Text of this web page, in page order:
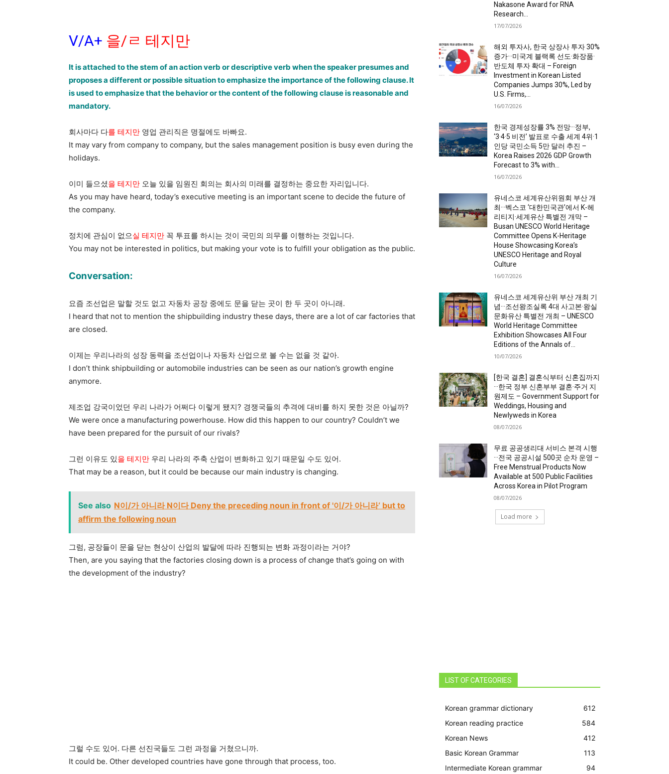
V/A+ 을/ㄹ 테지만
It is attached to the stem of an action verb or descriptive verb when the speaker presumes and
proposes a different or possible situation to emphasize the importance of the following clause. It
is used to emphasize that the behavior or the content of the following clause is reasonable and
mandatory.
회사마다 다를 테지만 영업 관리직은 명절에도 바빠요.
It may vary from company to company, but the sales management position is busy even during the
holidays.
이미 들으셨을 테지만 오늘 있을 임원진 회의는 회사의 미래를 결정하는 중요한 자리입니다.
As you may have heard, today’s executive meeting is an important scene to decide the future of
the company.
정치에 관심이 없으실 테지만 꼭 투표를 하시는 것이 국민의 의무를 이행하는 것입니다.
You may not be interested in politics, but making your vote is to fulfill your obligation as the public.
Conversation:
요즘 조선업은 말할 것도 없고 자동차 공장 중에도 문을 닫는 곳이 한 두 곳이 아니래.
I heard that not to mention the shipbuilding industry these days, there are a lot of car factories that
are closed.
이제는 우리나라의 성장 동력을 조선업이나 자동차 산업으로 볼 수는 없을 것 같아.
I don’t think shipbuilding or automobile industries can be seen as our nation’s growth engine
anymore.
제조업 강국이었던 우리 나라가 어쩌다 이렇게 됐지? 경쟁국들의 추격에 대비를 하지 못한 것은 아닐까?
We were once a manufacturing powerhouse. How did this happen to our country? Couldn’t we
have been prepared for the pursuit of our rivals?
그런 이유도 있을 테지만 우리 나라의 주축 산업이 변화하고 있기 때문일 수도 있어.
That may be a reason, but it could be because our main industry is changing.
See also N이/가 아니라 N이다 Deny the preceding noun in front of '이/가 아니라‘ but to
affirm the following noun
그럼, 공장들이 문을 닫는 현상이 산업의 발달에 따라 진행되는 변화 과정이라는 거야?
Then, are you saying that the factories closing down is a process of change that’s going on with
the development of the industry?
그럴 수도 있어. 다른 선진국들도 그런 과정을 거쳤으니까.
It could be. Other developed countries have gone through that process, too.
Nakasone Award for RNA
Research...
17/07/2026
해외 투자사, 한국 상장사 투자 30%
증가···미국계 블랙록 선도·화장품·
반도체 투자 확대 – Foreign
Investment in Korean Listed
Companies Jumps 30%, Led by
U.S. Firms,...
16/07/2026
한국 경제성장률 3% 전망···정부,
‘3·4·5 비전’ 발표로 수출 세계 4위·1
인당 국민소득 5만 달러 추진 –
Korea Raises 2026 GDP Growth
Forecast to 3% with...
16/07/2026
유네스코 세계유산위원회 부산 개
최···벡스코 ‘대한민국관’에서 K-헤
리티지·세계유산 특별전 개막 –
Busan UNESCO World Heritage
Committee Opens K-Heritage
House Showcasing Korea’s
UNESCO Heritage and Royal
Culture
16/07/2026
유네스코 세계유산위 부산 개최 기
념···조선왕조실록 4대 사고본·왕실
문화유산 특별전 개최 – UNESCO
World Heritage Committee
Exhibition Showcases All Four
Editions of the Annals of...
10/07/2026
[한국 결혼] 결혼식부터 신혼집까지
···한국 정부 신혼부부 결혼·주거 지
원제도 – Government Support for
Weddings, Housing and
Newlyweds in Korea
08/07/2026
무료 공공생리대 서비스 본격 시행
···전국 공공시설 500곳 순차 운영 –
Free Menstrual Products Now
Available at 500 Public Facilities
Across Korea in Pilot Program
08/07/2026
Load more
LIST OF CATEGORIES
Korean grammar dictionary
612
Korean reading practice
584
Korean News
412
Basic Korean Grammar
113
Intermediate Korean grammar
94